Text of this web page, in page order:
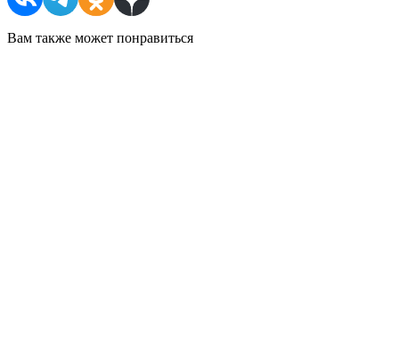
Вам также может понравиться